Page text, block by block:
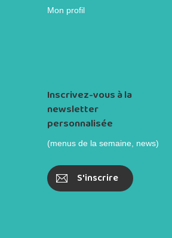
Mon profil
Inscrivez-vous à la
newsletter
personnalisée
(menus de la semaine, news)
S'inscrire